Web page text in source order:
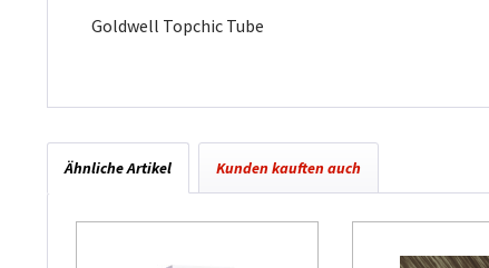
Goldwell Topchic Tube
Ähnliche Artikel Kunden kauften auch